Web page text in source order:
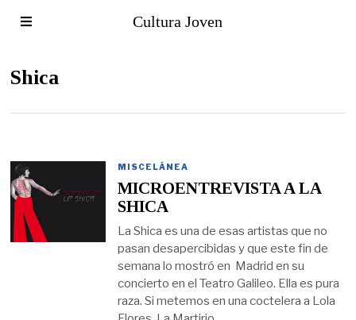
Cultura Joven
Shica
MISCELÁNEA
MICROENTREVISTA A LA
SHICA
La Shica es una de esas artistas que no
pasan desapercibidas y que este fin de
semana lo mostró en Madrid en su
concierto en el Teatro Galileo. Ella es pura
raza. Si metemos en una coctelera a Lola